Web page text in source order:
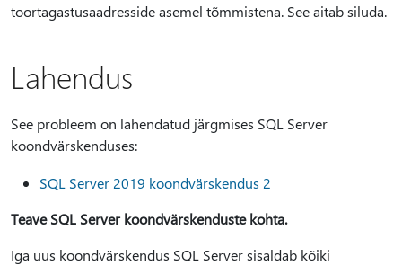
toortagastusaadresside asemel tõmmistena. See aitab siluda.
Lahendus
See probleem on lahendatud järgmises SQL Server
koondvärskenduses:
SQL Server 2019 koondvärskendus 2
Teave SQL Server koondvärskenduste kohta.
Iga uus koondvärskendus SQL Server sisaldab kõiki